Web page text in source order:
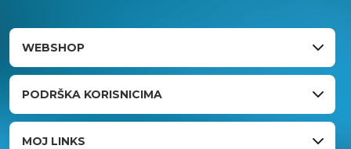
WEBSHOP
PODRŠKA KORISNICIMA
MOJ LINKS